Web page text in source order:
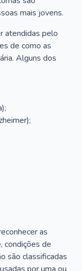
mais jovens.
atendidas pelo
de como as
Alguns dos
as
condições de
são classificadas